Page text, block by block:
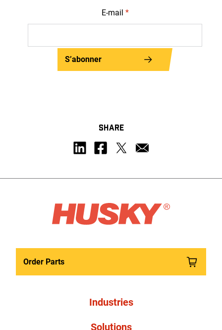
E-mail *
S’abonner
SHARE
Order Parts
Industries
Solutions